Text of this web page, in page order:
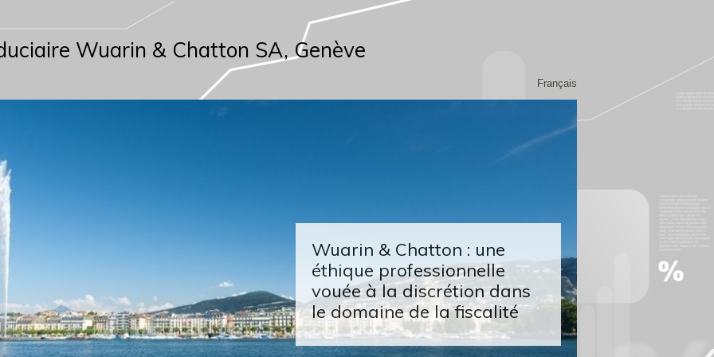
Français
Wuarin & Chatton SA, Genève
Wuarin & Chatton : une
éthique professionnelle
vouée à la discrétion dans
le domaine de la fiscalité